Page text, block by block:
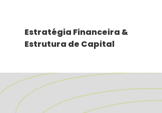
Estratégia Financeira &
Estrutura de Capital